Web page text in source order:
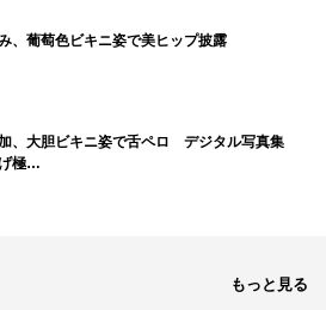
り合う村上と芋生こそがベストの
返った。
に過ごした時間が自分の中に今も
生きている」
、葡萄色ビキニ姿で美ヒップ披露
、大胆ビキニ姿で舌ペロ デジタル写真集
げ極…
もっと見る